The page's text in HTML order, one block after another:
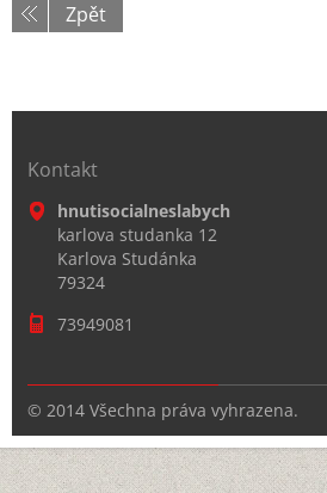
Zpět
Kontakt
hnutisocialneslabych
karlova studanka 12
Karlova Studánka
79324
73949081
© 2014 Všechna práva vyhrazena.